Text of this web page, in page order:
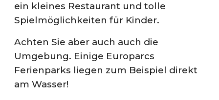
ein kleines Restaurant und tolle
Spielmöglichkeiten für Kinder.
Achten Sie aber auch auch die
Umgebung. Einige Europarcs
Ferienparks liegen zum Beispiel direkt
am Wasser!